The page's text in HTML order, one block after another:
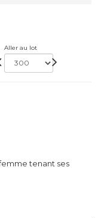
Aller au lot
femme tenant ses